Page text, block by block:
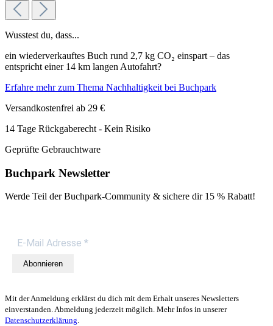
Wusstest du, dass...
ein wiederverkauftes Buch rund 2,7 kg CO₂ einspart – das
entspricht einer 14 km langen Autofahrt?
Erfahre mehr zum Thema Nachhaltigkeit bei Buchpark
Versandkostenfrei ab 29 €
14 Tage Rückgaberecht - Kein Risiko
Geprüfte Gebrauchtware
Buchpark Newsletter
Werde Teil der Buchpark-Community & sichere dir 15 % Rabatt!
Abonnieren
Mit der Anmeldung erklärst du dich mit dem Erhalt unseres Newsletters
einverstanden. Abmeldung jederzeit möglich. Mehr Infos in unserer
Datenschutzerklärung.